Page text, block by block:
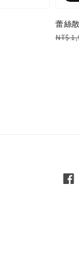
蕾絲
NT$